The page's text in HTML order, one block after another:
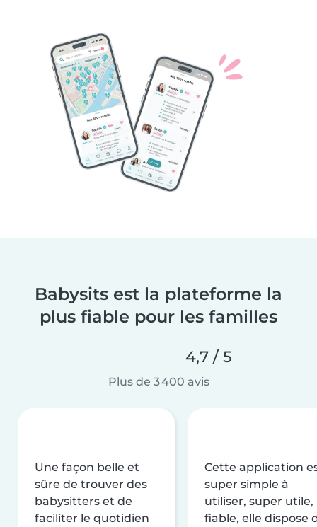
Babysits est la plateforme la
plus fiable pour les familles
4,7 / 5
Plus de 3 400 avis
Une façon belle et
sûre de trouver des
babysitters et de
faciliter le quotidien
Cette application
super simple à
utiliser, super utile,
fiable, elle dispose